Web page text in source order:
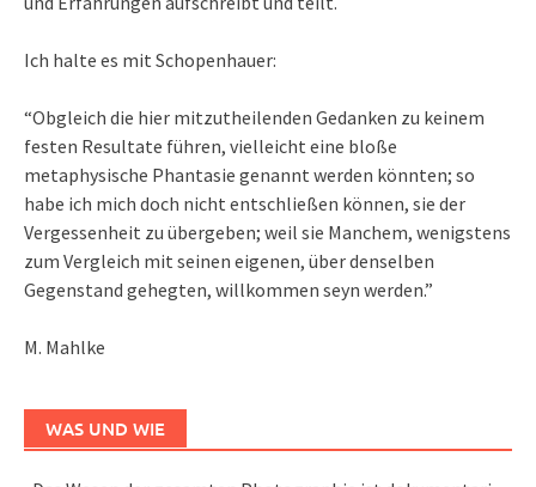
Ich halte es mit Schopenhauer:
“Obgleich die hier mitzutheilenden Gedanken zu keinem
festen Resultate führen, vielleicht eine bloße
metaphysische Phantasie genannt werden könnten; so
habe ich mich doch nicht entschließen können, sie der
Vergessenheit zu übergeben; weil sie Manchem, wenigstens
zum Vergleich mit seinen eigenen, über denselben
Gegenstand gehegten, willkommen seyn werden.”
M. Mahlke
WAS UND WIE